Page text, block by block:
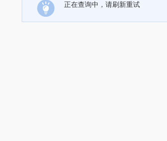
正在查询中，请刷新重试